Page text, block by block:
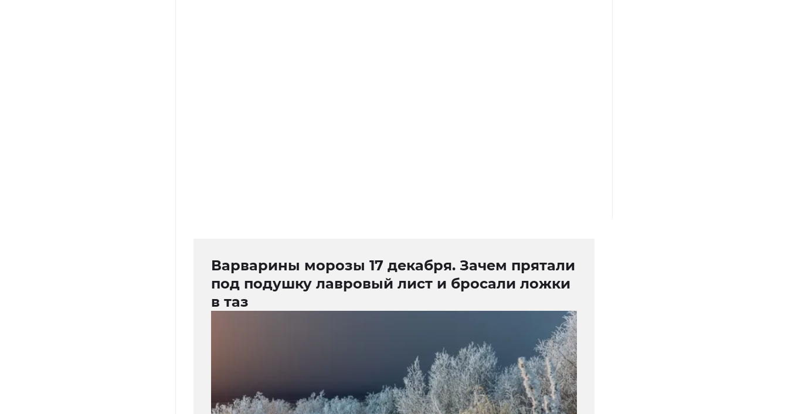
Варварины морозы 17 декабря. Зачем прятали
под подушку лавровый лист и бросали ложки
в таз